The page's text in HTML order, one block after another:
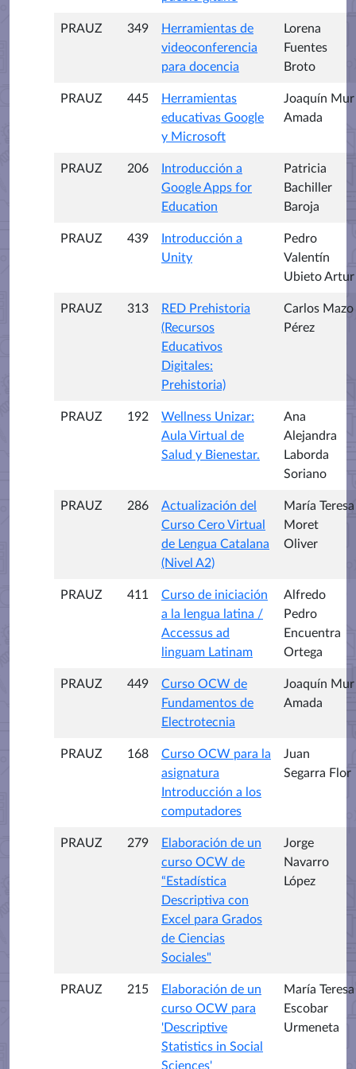
PRAUZ 349
Herramientas de
videoconferencia
para docencia
Lorena
Fuentes
Broto
PRAUZ 445
Herramientas
educativas Google
y Microsoft
Joaquín Mur
Amada
PRAUZ 206
Introducción a
Google Apps for
Education
Patricia
Bachiller
Baroja
PRAUZ 439
Introducción a
Unity
Pedro
Valentín
Ubieto Artur
PRAUZ 313
RED Prehistoria
(Recursos
Educativos
Digitales:
Prehistoria)
Carlos Mazo
Pérez
PRAUZ 192
Wellness Unizar:
Aula Virtual de
Salud y Bienestar.
Ana
Alejandra
Laborda
Soriano
PRAUZ 286
Actualización del
Curso Cero Virtual
de Lengua Catalana
(Nivel A2)
María Teresa
Moret
Oliver
PRAUZ 411
Curso de iniciación
a la lengua latina /
Accessus ad
linguam Latinam
Alfredo
Pedro
Encuentra
Ortega
PRAUZ 449
Curso OCW de
Fundamentos de
Electrotecnia
Joaquín Mur
Amada
PRAUZ 168
Curso OCW para la
asignatura
Introducción a los
computadores
Juan
Segarra Flor
PRAUZ 279
Elaboración de un
curso OCW de
“Estadística
Descriptiva con
Excel para Grados
de Ciencias
Sociales"
Jorge
Navarro
López
PRAUZ 215
Elaboración de un
curso OCW para
'Descriptive
Statistics in Social
Sciences'
María Teresa
Escobar
Urmeneta